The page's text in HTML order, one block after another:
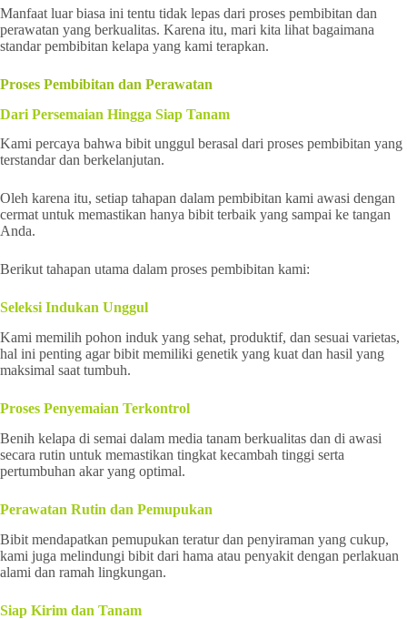
Manfaat luar biasa ini tentu tidak lepas dari proses pembibitan dan
perawatan yang berkualitas. Karena itu, mari kita lihat bagaimana
standar pembibitan kelapa yang kami terapkan.
Proses Pembibitan dan Perawatan
Dari Persemaian Hingga Siap Tanam
Kami percaya bahwa bibit unggul berasal dari proses pembibitan yang
terstandar dan berkelanjutan.
Oleh karena itu, setiap tahapan dalam pembibitan kami awasi dengan
cermat untuk memastikan hanya bibit terbaik yang sampai ke tangan
Anda.
Berikut tahapan utama dalam proses pembibitan kami:
Seleksi Indukan Unggul
Kami memilih pohon induk yang sehat, produktif, dan sesuai varietas,
hal ini penting agar bibit memiliki genetik yang kuat dan hasil yang
maksimal saat tumbuh.
Proses Penyemaian Terkontrol
Benih kelapa di semai dalam media tanam berkualitas dan di awasi
secara rutin untuk memastikan tingkat kecambah tinggi serta
pertumbuhan akar yang optimal.
Perawatan Rutin dan Pemupukan
Bibit mendapatkan pemupukan teratur dan penyiraman yang cukup,
kami juga melindungi bibit dari hama atau penyakit dengan perlakuan
alami dan ramah lingkungan.
Siap Kirim dan Tanam